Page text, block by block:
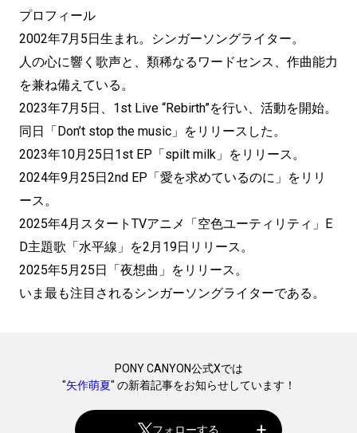
プロフィール
2002年7月5日生まれ。シンガーソングライター。
人の心に響く歌声と、類稀なるワードセンス、作曲能力
を兼ね備えている。
2023年7月5日、1st Live “Rebirth”を行い、活動を開始。
同日「Don’t stop the music」をリリースした。
2023年10月25日1st EP「spilt milk」をリリース。
2024年9月25日2nd EP「愛を求めているのに」をリリ
ース。
2025年4月スタートTVアニメ「空色ユーティリティ」E
D主題歌「水平線」を2月19日リリース。
2025年5月25日「夜想曲」をリリース。
いま最も注目されるシンガーソングライターである。
PONY CANYON公式Xでは
"矢作萌夏" の新着記事をお知らせしています！
フォローする